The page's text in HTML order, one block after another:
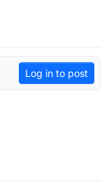
Log in to post